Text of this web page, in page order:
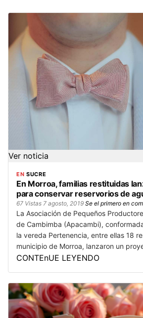
Ver noticia
EN SUCRE
En Morroa, familias restituidas
para conservar reservorios de
67 Vistas 7 agosto, 2019 Se el primero en
La Asociación de Pequeños
de Cambimba (Apacambi),
la vereda Pertenencia, entre ellas 18
municipio de Morroa, lanzaron un
CONTEnUE LEYENDO